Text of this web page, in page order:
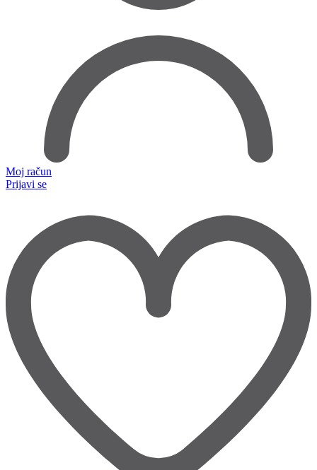
Moj račun
Prijavi se